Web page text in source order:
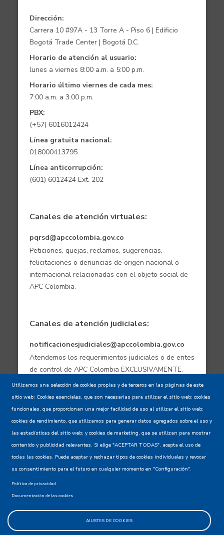
Dirección:
Carrera 10 #97A - 13 Torre A - Piso 6 | Edificio
Bogotá Trade Center | Bogotá D.C.
Horario de atención al usuario:
lunes a viernes 8:00 a.m. a 5:00 p.m.
Horario último viernes de cada mes:
7:00 a.m. a 3:00 p.m.
PBX:
(+57) 6016012424
Línea gratuita nacional:
018000413795
Línea anticorrupción:
(601) 6012424 Ext. 202
Canales de atención virtuales:
pqrsd@apccolombia.gov.co
Peticiones, quejas, reclamos, sugerencias,
felicitaciones o denuncias de origen nacional o
internacional relacionadas con el objeto social de
APC Colombia.
Canales de atención judiciales:
notificacionesjudiciales@apccolombia.gov.co
Atendemos los requerimientos judiciales o de entes
de control de APC Colombia EXCLUSIVAMENTE.
@apccolombia
Aviso de confidencialidad - Política de
privacidad y Condiciones de uso
Mapa del Sitio XML
Utilizamos una selección de cookies propias y de terceros en las páginas de este
sitio web: Cookies esenciales, que son necesarias para utilizar el sitio web; cookies
funcionales, que proporcionan una mejor facilidad de uso al utilizar el sitio web;
cookies de rendimiento, que utilizamos para generar datos agregados sobre el uso y
las estadísticas del sitio web; y cookies de marketing, que se utilizan para mostrar
contenido y publicidad relevantes. Si elige "ACEPTAR TODAS", acepta el uso de
todas las cookies. Puede aceptar y rechazar tipos de cookies individuales y revocar
su consentimiento para el futuro en cualquier momento en "Configuración".
Política de privacidad
Documentación de las cookies
AJUSTES DE COOKIES